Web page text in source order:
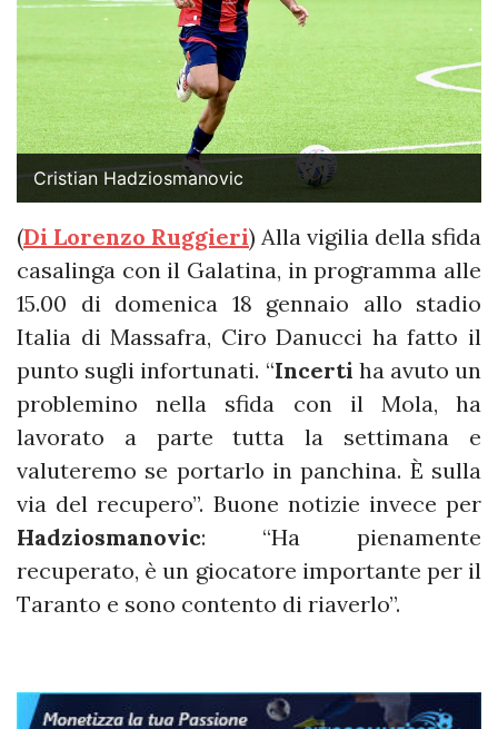
Cristian Hadziosmanovic
(Di Lorenzo Ruggieri) Alla vigilia della sfida
casalinga con il Galatina, in programma alle
15.00 di domenica 18 gennaio allo stadio
Italia di Massafra, Ciro Danucci ha fatto il
punto sugli infortunati. “Incerti ha avuto un
problemino nella sfida con il Mola, ha
lavorato a parte tutta la settimana e
valuteremo se portarlo in panchina. È sulla
via del recupero”. Buone notizie invece per
Hadziosmanovic: “Ha pienamente
recuperato, è un giocatore importante per il
Taranto e sono contento di riaverlo”.